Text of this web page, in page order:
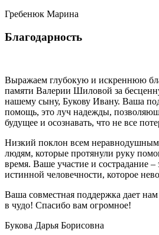
Гребенюк Марина
Благодарность
Выражаем глубокую и искреннюю
памяти Валерии Шиловой за
нашему сыну, Букову Ивану. Ваша
помощь, это луч надежды,
будущее и осознавать, что не все
Низкий поклон всем
людям, которые протянули руку
время. Ваше участие и сострадание –
истинной человечности, которое
Ваша совместная поддержка дает
в чудо! Спасибо вам огромное!
Букова Дарья Борисовна